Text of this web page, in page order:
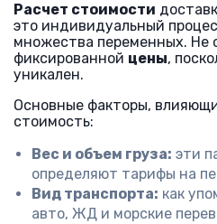
Расчет стоимости
это индивидуальный
множества переменных. Не
фиксированной цены,
уникален.
Основные факторы,
стоимость:
Вес и объем груза: эти
определяют тарифы на
Вид транспорта: как
авто, ЖД и морские